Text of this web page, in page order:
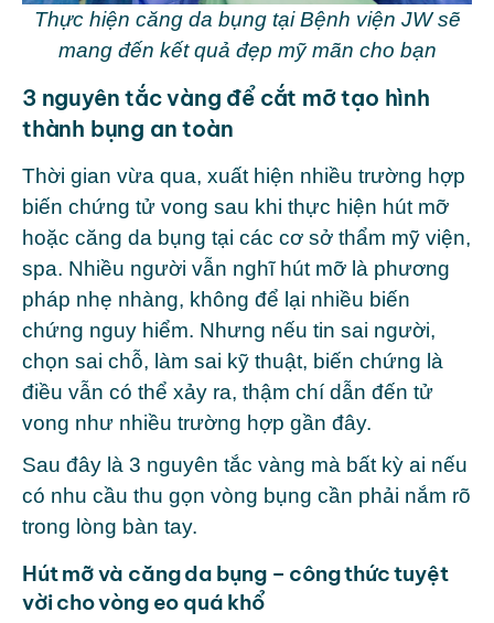
Thực hiện căng da bụng tại Bệnh viện JW sẽ
mang đến kết quả đẹp mỹ mãn cho bạn
3 nguyên tắc vàng để cắt mỡ tạo hình
thành bụng an toàn
Thời gian vừa qua, xuất hiện nhiều trường hợp
biến chứng tử vong sau khi thực hiện hút mỡ
hoặc căng da bụng tại các cơ sở thẩm mỹ viện,
spa. Nhiều người vẫn nghĩ hút mỡ là phương
pháp nhẹ nhàng, không để lại nhiều biến
chứng nguy hiểm. Nhưng nếu tin sai người,
chọn sai chỗ, làm sai kỹ thuật, biến chứng là
điều vẫn có thể xảy ra, thậm chí dẫn đến tử
vong như nhiều trường hợp gần đây.
Sau đây là 3 nguyên tắc vàng mà bất kỳ ai nếu
có nhu cầu thu gọn vòng bụng cần phải nắm rõ
trong lòng bàn tay.
Hút mỡ và căng da bụng – công thức tuyệt
vời cho vòng eo quá khổ